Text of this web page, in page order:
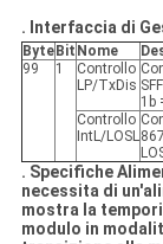
. Interfaccia di
ByteBit Nome
99
1
Controllo
LP/TxDis
1b
Controllo
IntL/LOSL
. Specifiche
necessita di
mostra la
modulo in